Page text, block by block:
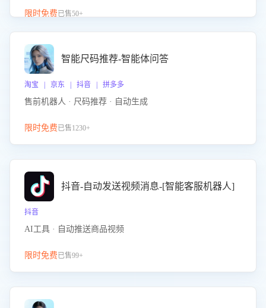
击 “立即开通”，快速获取影音影像类目剧本，一键开启客服
限时免费已售50+
智能尺码推荐-智能体问答
淘宝 | 京东 | 抖音 | 拼多多
售前机器人 · 尺码推荐 · 自动生成
限时免费已售1230+
抖音-自动发送视频消息-[智能客服机器人]
抖音
AI工具 · 自动推送商品视频
限时免费已售99+